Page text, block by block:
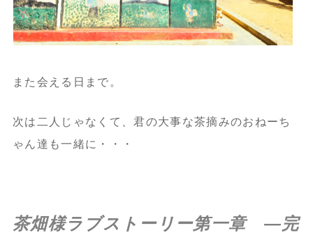
また会える日まで。
次は二人じゃなくて、君の大事な茶摘みのおねーち
ゃん達も一緒に・・・
茶畑様ラブストーリー第一章 —完